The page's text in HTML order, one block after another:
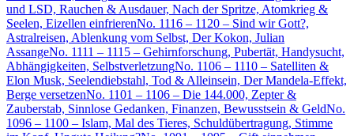
und LSD, Rauchen & Ausdauer, Nach der Spritze, Atomkrieg &
Seelen, Eizellen einfrierenNo. 1116 – 1120 – Sind wir Gott?,
Astralreisen, Ablenkung vom Selbst, Der Kokon, Julian
AssangeNo. 1111 – 1115 – Gehirnforschung, Pubertät, Handysucht,
Abhängigkeiten, SelbstverletzungNo. 1106 – 1110 – Satelliten &
Elon Musk, Seelendiebstahl, Tod & Alleinsein, Der Mandela-Effekt,
Berge versetzenNo. 1101 – 1106 – Die 144.000, Zepter &
Zauberstab, Sinnlose Gedanken, Finanzen, Bewusstsein & GeldNo.
1096 – 1100 – Islam, Mal des Tieres, Schuldübertragung, Stimme